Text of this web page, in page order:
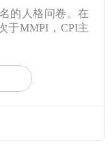
的人格问卷。在
于MMPI，CPI主